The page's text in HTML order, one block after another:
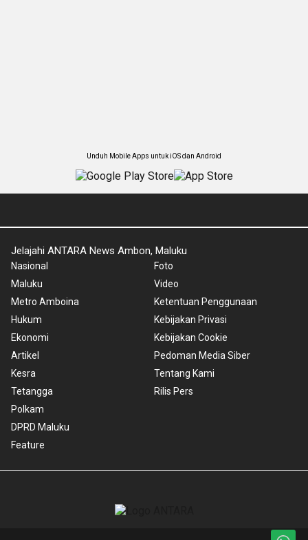
Unduh Mobile Apps untuk iOS dan Android
Jelajahi ANTARA News Ambon, Maluku
Nasional
Maluku
Metro Amboina
Hukum
Ekonomi
Artikel
Kesra
Tetangga
Polkam
DPRD Maluku
Feature
Foto
Video
Ketentuan Penggunaan
Kebijakan Privasi
Kebijakan Cookie
Pedoman Media Siber
Tentang Kami
Rilis Pers